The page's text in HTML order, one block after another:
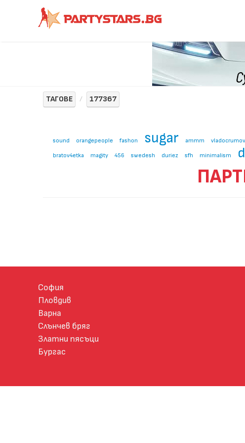
ТАГОВЕ 177367
sound orangepeople fashon sugar ammm vladocrumov
bratov4etka
magity 456 swedesh duriez sfh minimalism
София
Пловдив
Варна
Слънчев бряг
Златни пясъци
Бургас